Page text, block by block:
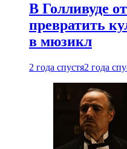
В Голливуде
превратить
в мюзикл
2 года спустя2 года